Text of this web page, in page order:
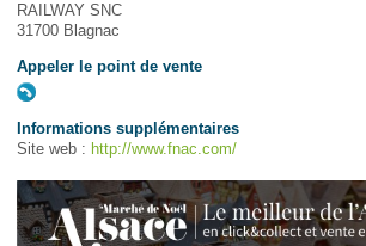
RAILWAY SNC
31700 Blagnac
Appeler le point de vente
Informations supplémentaires
Site web : http://www.fnac.com/